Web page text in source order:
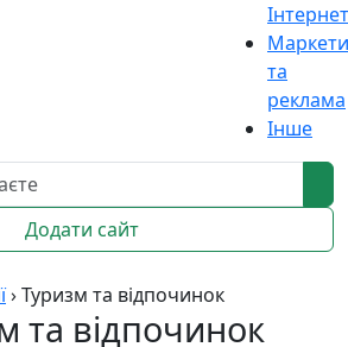
Інтернет
та
реклама
Інше
Додати сайт
›Туризм та відпочинок
та відпочинок